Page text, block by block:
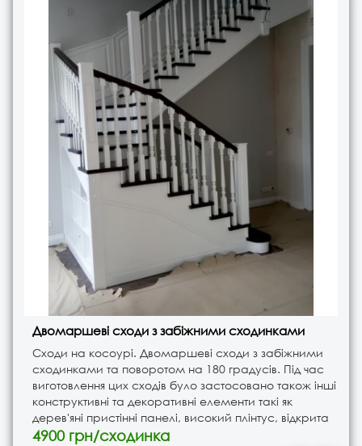
Двомаршеві сходи з забіжними сходинками
Сходи на косоурі. Двомаршеві сходи з забіжними
сходинками та поворотом на 180 градусів. Під час
виготовлення цих сходів було застосовано також інші
конструктивні та декоративні елементи такі як
дерев'яні пристінні панелі, високий плінтус, відкрита
полиця для сходів, технічне приміщення для зберіган..
4900 грн/сходинка